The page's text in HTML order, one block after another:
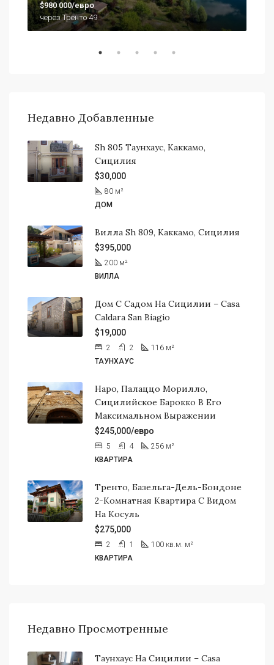
$980 000/евро
через Тренто 49
Недавно Добавленные
Sh 805 Таунхаус, Каккамо,
Сицилия
$30,000
80 м²
ДОМ
Вилла Sh 809, Каккамо, Сицилия
$395,000
200 м²
ВИЛЛА
Дом С Садом На Сицилии – Casa
Caldara San Biagio
$19,000
2 2 116 м²
ТАУНХАУС
Наро, Палаццо Морилло,
Сицилийское Барокко В Его
Максимальном Выражении
$245,000/евро
5 4 256 м²
КВАРТИРА
Тренто, Базельга-Дель-Бондоне
2-Комнатная Квартира С Видом
На Косуль
$275,000
2 1 100 кв.м. м²
КВАРТИРА
Недавно Просмотренные
Таунхаус На Сицилии – Casa